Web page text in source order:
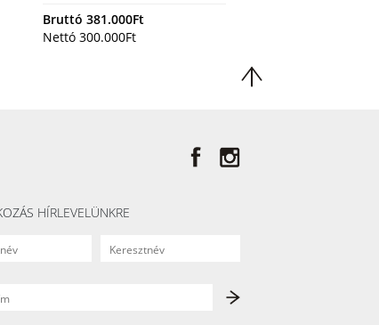
Bruttó381.000Ft
Nettó300.000Ft
HÍRLEVELÜNKRE